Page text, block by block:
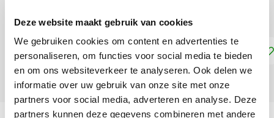
Deze website maakt gebruik van cookies
We gebruiken cookies om content en advertenties te
personaliseren, om functies voor social media te bieden
en om ons websiteverkeer te analyseren. Ook delen we
informatie over uw gebruik van onze site met onze
partners voor social media, adverteren en analyse. Deze
partners kunnen deze gegevens combineren met andere
100 % katoen naalddikte: 2,5 - 3,0 mm Lees meer
Toevoegen aan winkelwagen
DELEN: